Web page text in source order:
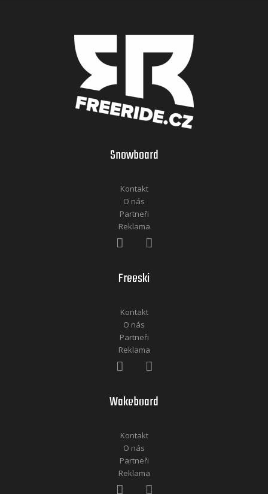
Snowboard
Kontakt
O nás
Partneři
Reklama
Freeski
Kontakt
O nás
Partneři
Reklama
Wakeboard
Kontakt
O nás
Partneři
Reklama